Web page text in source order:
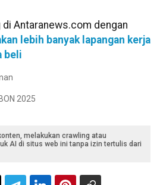
Antaranews.com dengan
lebih banyak lapangan kerja
beli
2025
melakukan crawling atau
AI di situs web ini tanpa izin tertulis dari